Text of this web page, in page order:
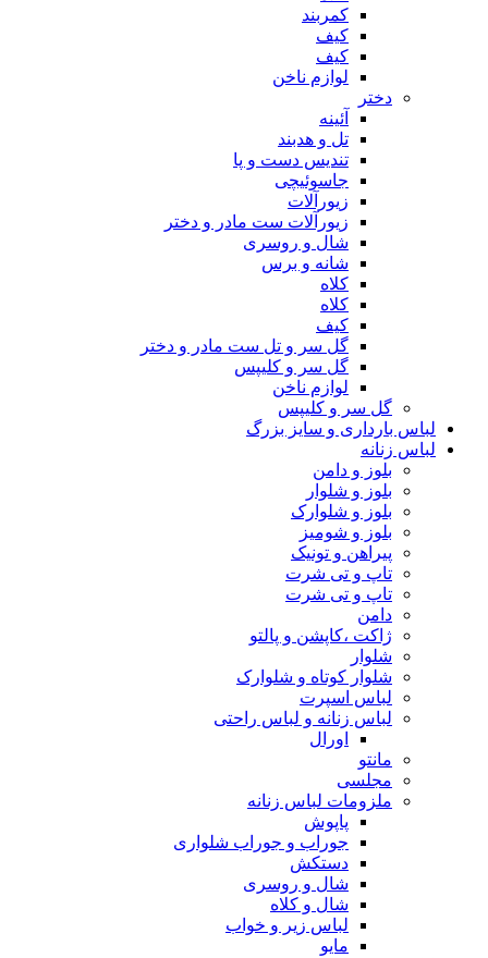
کمربند
کیف
کیف
لوازم ناخن
دختر
آئینه
تل و هدبند
تندیس دست و پا
جاسوئیچی
زیورآلات
زیورآلات ست مادر و دختر
شال و روسری
شانه و برس
کلاه
کلاه
کیف
گل سر و تل ست مادر و دختر
گل سر و کلیپس
لوازم ناخن
گل سر و کلیپس
لباس بارداری و سایز بزرگ
لباس زنانه
بلوز و دامن
بلوز و شلوار
بلوز و شلوارک
بلوز و شومیز
پیراهن و تونیک
تاپ و تی شرت
تاپ و تی شرت
دامن
ژاکت ،کاپشن و پالتو
شلوار
شلوار کوتاه و شلوارک
لباس اسپرت
لباس زنانه و لباس راحتی
اورال
مانتو
مجلسی
ملزومات لباس زنانه
پاپوش
جوراب و جوراب شلواری
دستکش
شال و روسری
شال و کلاه
لباس زیر و خواب
مایو